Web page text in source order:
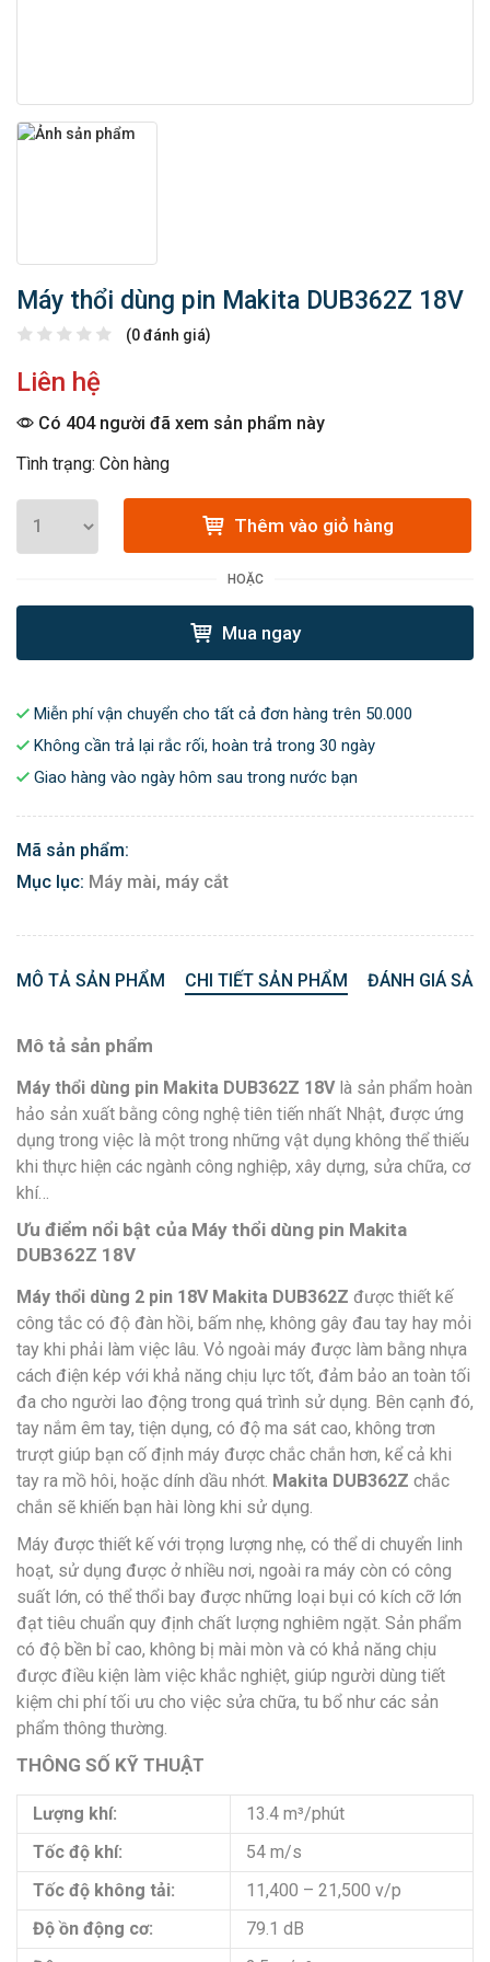
Máy thổi dùng pin Makita DUB362Z 18V
(0 đánh giá)
Liên hệ
Có 404 người đã xem sản phẩm này
Tình trạng: Còn hàng
Thêm vào giỏ hàng
HOẶC
Mua ngay
Miễn phí vận chuyển cho tất cả đơn hàng trên 50.000
Không cần trả lại rắc rối, hoàn trả trong 30 ngày
Giao hàng vào ngày hôm sau trong nước bạn
Mã sản phẩm:
Mục lục: Máy mài, máy cắt
MÔ TẢ SẢN PHẨM CHI TIẾT SẢN PHẨM ĐÁNH GIÁ
Mô tả sản phẩm
Máy thổi dùng pin Makita DUB362Z 18V là sản phẩm hoàn
hảo sản xuất bằng công nghệ tiên tiến nhất Nhật, được ứng
dụng trong việc là một trong những vật dụng không thể thiếu
khi thực hiện các ngành công nghiệp, xây dựng, sửa chữa, cơ
khí…
Ưu điểm nổi bật của Máy thổi dùng pin Makita
DUB362Z 18V
Máy thổi dùng 2 pin 18V Makita DUB362Z được thiết kế
công tắc có độ đàn hồi, bấm nhẹ, không gây đau tay hay mỏi
tay khi phải làm việc lâu. Vỏ ngoài máy được làm bằng nhựa
cách điện kép với khả năng chịu lực tốt, đảm bảo an toàn tối
đa cho người lao động trong quá trình sử dụng. Bên cạnh đó,
tay nắm êm tay, tiện dụng, có độ ma sát cao, không trơn
trượt giúp bạn cố định máy được chắc chắn hơn, kể cả khi
tay ra mồ hôi, hoặc dính dầu nhớt. Makita DUB362Z chắc
chắn sẽ khiến bạn hài lòng khi sử dụng.
Máy được thiết kế với trọng lượng nhẹ, có thể di chuyển linh
hoạt, sử dụng được ở nhiều nơi, ngoài ra máy còn có công
suất lớn, có thể thổi bay được những loại bụi có kích cỡ lớn
đạt tiêu chuẩn quy định chất lượng nghiêm ngặt. Sản phẩm
có độ bền bỉ cao, không bị mài mòn và có khả năng chịu
được điều kiện làm việc khắc nghiệt, giúp người dùng tiết
kiệm chi phí tối ưu cho việc sửa chữa, tu bổ như các sản
phẩm thông thường.
THÔNG SỐ KỸ THUẬT
Lượng khí:
13.4 m³/phút
Tốc độ khí:
54 m/s
Tốc độ không tải:
11,400 – 21,500 v/p
Độ ồn động cơ:
79.1 dB